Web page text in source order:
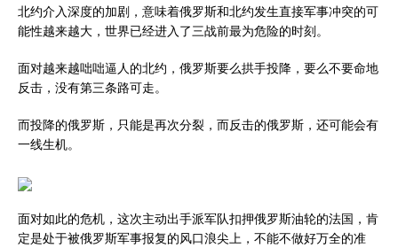
北约介入深度的加剧，意味着俄罗斯和北约发生直接军事冲突的可
能性越来越大，世界已经进入了三战前最为危险的时刻。
面对越来越咄咄逼人的北约，俄罗斯要么拱手投降，要么不要命地
反击，没有第三条路可走。
而投降的俄罗斯，只能是再次分裂，而反击的俄罗斯，还可能会有
一线生机。
面对如此的危机，这次主动出手派军队扣押俄罗斯油轮的法国，肯
定是处于被俄罗斯军事报复的风口浪尖上，不能不做好万全的准